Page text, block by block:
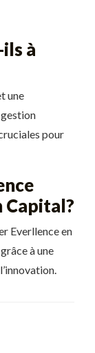
à
une
pour
Capital?
Everllence en
à une